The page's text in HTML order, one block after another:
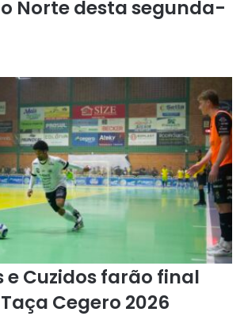
Norte desta segunda-
e Cuzidos farão final
Cegero 2026